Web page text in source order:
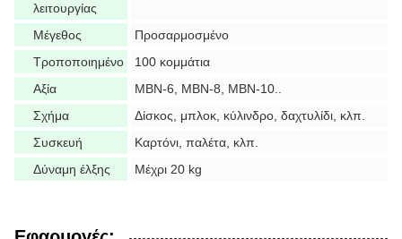
λειτουργίας
Μέγεθος
Προσαρμοσμένο
Τροποποιημένο
100 κομμάτια
Αξία
ΜΒΝ-6, ΜΒΝ-8, ΜΒΝ-10..
Σχήμα
Δίσκος, μπλοκ, κύλινδρο, δαχτυλίδι, κλπ.
Συσκευή
Καρτόνι, παλέτα, κλπ.
Δύναμη έλξης
Μέχρι 20 kg